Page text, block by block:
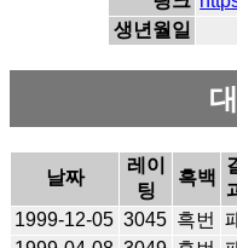
생년월일
날짜
레이
팅
흑백
1999-12-05 3045 흑번